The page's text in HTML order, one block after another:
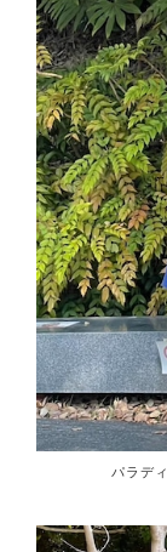
パラデ